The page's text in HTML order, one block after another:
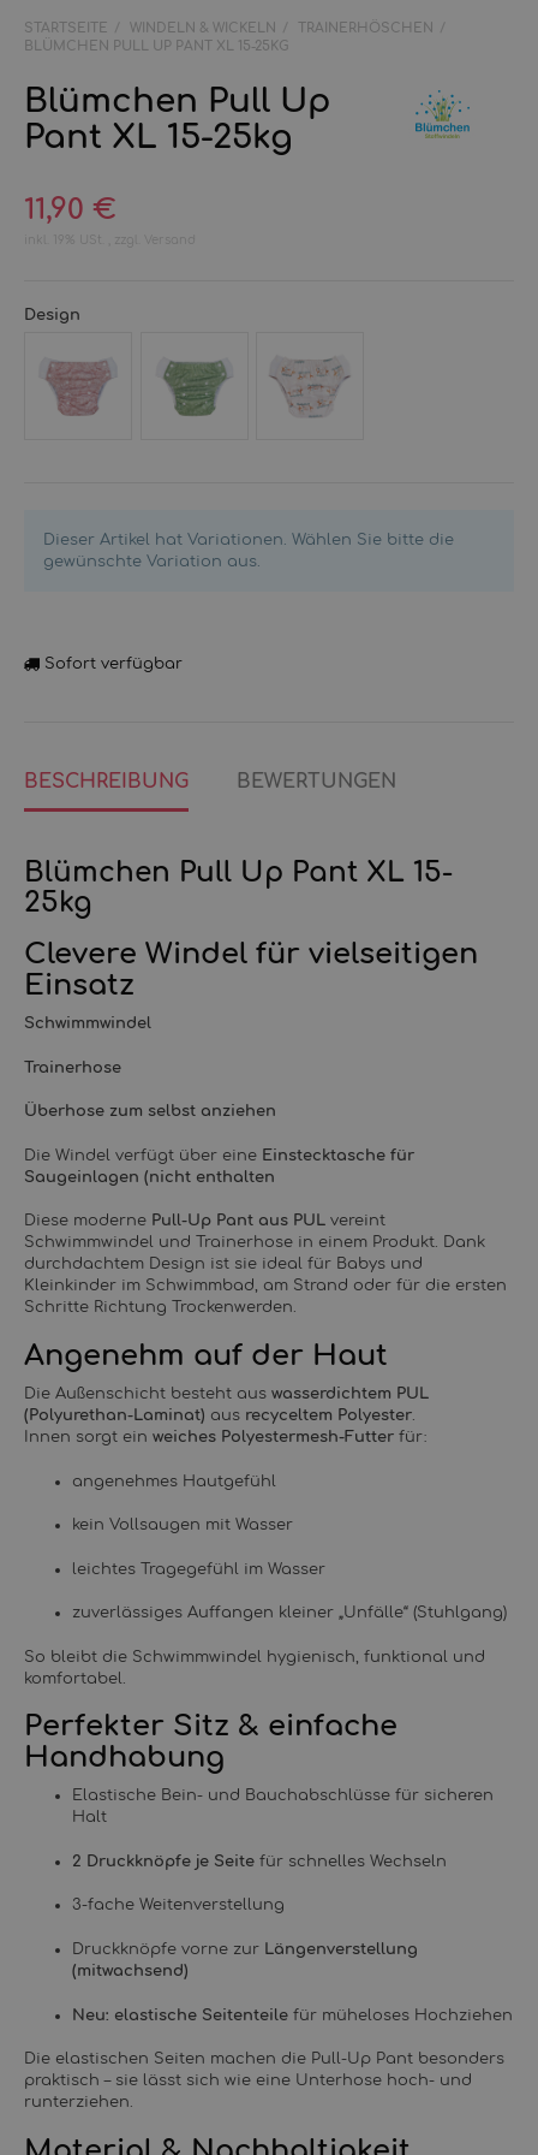
STARTSEITE WINDELN & WICKELN
TRAINERHÖSCHEN
BLÜMCHEN PULL UP PANT XL 15-25KG
Blümchen Pull Up
Pant XL 15-25kg
11,90 €
inkl. 19% USt. , zzgl. Versand
Design
Dieser Artikel hat Variationen. Wählen Sie bitte die
gewünschte Variation aus.
Sofort verfügbar
BESCHREIBUNG BEWERTUNGEN
Blümchen Pull Up Pant XL 15-
25kg
Clevere Windel für vielseitigen
Einsatz
Schwimmwindel
Trainerhose
Überhose zum selbst anziehen
Die Windel verfügt über eine Einstecktasche für
Saugeinlagen (nicht enthalten
Diese moderne Pull-Up Pant aus PUL vereint
Schwimmwindel und Trainerhose in einem Produkt. Dank
durchdachtem Design ist sie ideal für Babys und
Kleinkinder im Schwimmbad, am Strand oder für die ersten
Schritte Richtung Trockenwerden.
Angenehm auf der Haut
Die Außenschicht besteht aus wasserdichtem PUL
(Polyurethan-Laminat) aus recyceltem Polyester.
Innen sorgt ein weiches Polyestermesh-Futter für:
angenehmes Hautgefühl
kein Vollsaugen mit Wasser
leichtes Tragegefühl im Wasser
zuverlässiges Auffangen kleiner „Unfälle“ (Stuhlgang)
So bleibt die Schwimmwindel hygienisch, funktional und
komfortabel.
Perfekter Sitz & einfache
Handhabung
Elastische Bein- und Bauchabschlüsse für sicheren
Halt
2 Druckknöpfe je Seite für schnelles Wechseln
3-fache Weitenverstellung
Druckknöpfe vorne zur Längenverstellung
(mitwachsend)
Neu: elastische Seitenteile für müheloses Hochziehen
Die elastischen Seiten machen die Pull-Up Pant besonders
praktisch – sie lässt sich wie eine Unterhose hoch- und
runterziehen.